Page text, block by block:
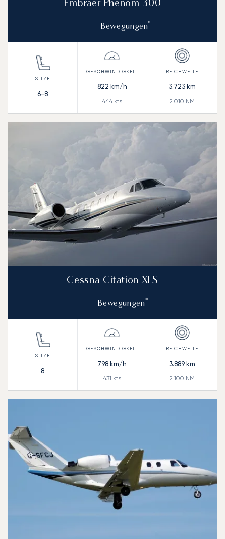
Embraer Phenom 300
Bewegungen*
6-8
822 km/h
444 kts
3.723km
2.010 NM
Cessna Citation XLS
Bewegungen*
8
798 km/h
431 kts
3.889km
2.100 NM